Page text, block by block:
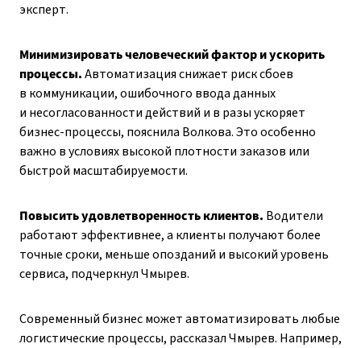
эксперт.
Минимизировать человеческий фактор и ускорить
процессы.Автоматизация снижает риск сбоев
в коммуникации, ошибочного ввода данных
и несогласованности действий и в разы ускоряет
бизнес-процессы, пояснила Волкова. Это особенно
важно в условиях высокой плотности заказов или
быстрой масштабируемости.
Повысить удовлетворенность клиентов. Водители
работают эффективнее, а клиенты получают более
точные сроки, меньше опозданий и высокий уровень
сервиса, подчеркнул Чмырев.
Современный бизнес может автоматизировать любые
логистические процессы, рассказал Чмырев. Например,